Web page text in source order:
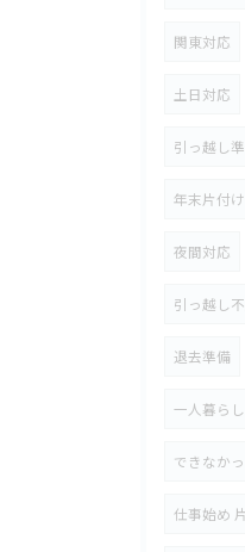
関東対応
土日対応
引っ越し
年末片付け
夜間対応
引っ越し
退去準備
一人暮らし
できなか
仕事始め